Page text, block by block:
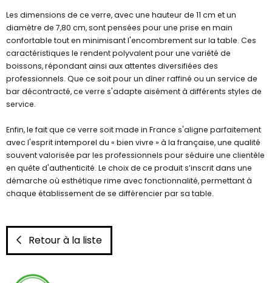
Les dimensions de ce verre, avec une hauteur de 11 cm et un
diamètre de 7,80 cm, sont pensées pour une prise en main
confortable tout en minimisant l'encombrement sur la table. Ces
caractéristiques le rendent polyvalent pour une variété de
boissons, répondant ainsi aux attentes diversifiées des
professionnels. Que ce soit pour un dîner raffiné ou un service de
bar décontracté, ce verre s'adapte aisément à différents styles de
service.
Enfin, le fait que ce verre soit made in France s'aligne parfaitement
avec l'esprit intemporel du « bien vivre » à la française, une qualité
souvent valorisée par les professionnels pour séduire une clientèle
en quête d'authenticité. Le choix de ce produit s’inscrit dans une
démarche où esthétique rime avec fonctionnalité, permettant à
chaque établissement de se différencier par sa table.
Retour à la liste